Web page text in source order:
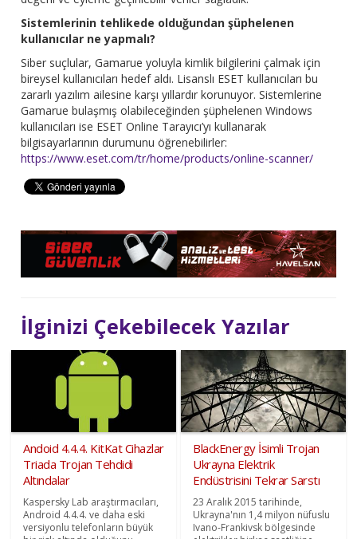
Sistemlerinin tehlikede olduğundan şüphelenen
kullanıcılar ne yapmalı?
Siber suçlular, Gamarue yoluyla kimlik bilgilerini çalmak için
bireysel kullanıcıları hedef aldı. Lisanslı ESET kullanıcıları bu
zararlı yazılım ailesine karşı yıllardır korunuyor. Sistemlerine
Gamarue bulaşmış olabileceğinden şüphelenen Windows
kullanıcıları ise ESET Online Tarayıcı’yı kullanarak
bilgisayarlarının durumunu öğrenebilirler:
https://www.eset.com/tr/home/products/online-scanner/
İlginizi Çekebilecek Yazılar
Andoid 4.4.4. KitKat Cihazlar
Triada Trojan Tehdidi
Altındalar
Kaspersky Lab araştırmacıları,
Android 4.4.4. ve daha eski
versiyonlu telefonların büyük
BlackEnergy İsimli Trojan
Ukrayna Elektrik
Endüstrisini Tekrar Sarstı
23 Aralık 2015 tarihinde,
Ukrayna'nın 1,4 milyon nüfuslu
Ivano-Frankivsk bölgesinde